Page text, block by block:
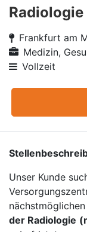
Radiologie
Frankfurt am
Medizin,
Vollzeit
Unser Kunde
der Radiologie